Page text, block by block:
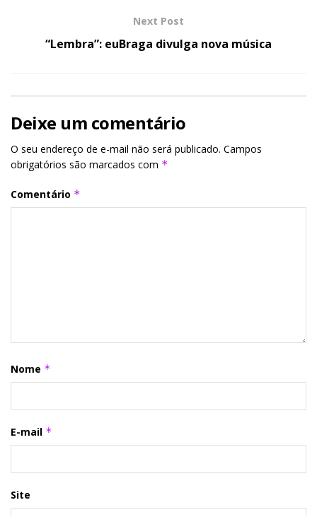
Next Post
“Lembra”: euBraga divulga nova música
Deixe um comentário
O seu endereço de e-mail não será publicado. Campos
obrigatórios são marcados com *
Comentário *
Nome *
E-mail *
Site